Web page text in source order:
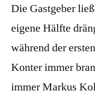
Die Gastgeber
eigene Hälfte
während der
Konter immer
immer Markus